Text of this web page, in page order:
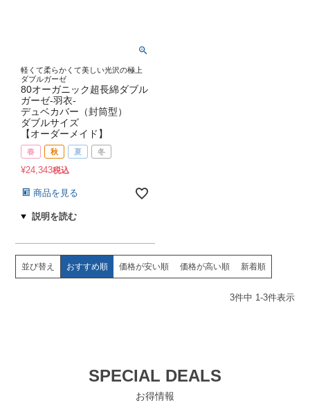
軽くて柔らかくて美しい光沢の極上
ダブルガーゼ
80オーガニック超長綿ダブル
ガーゼ-羽衣-
デュベカバー（封筒型）
ダブルサイズ
【オーダーメイド】
春 秋 夏 冬
¥24,343税込
商品を見る
並び替え おすすめ順 価格が安い順 価格が高い順 新着順
3件中 1-3件表示
SPECIAL DEALS
お得情報